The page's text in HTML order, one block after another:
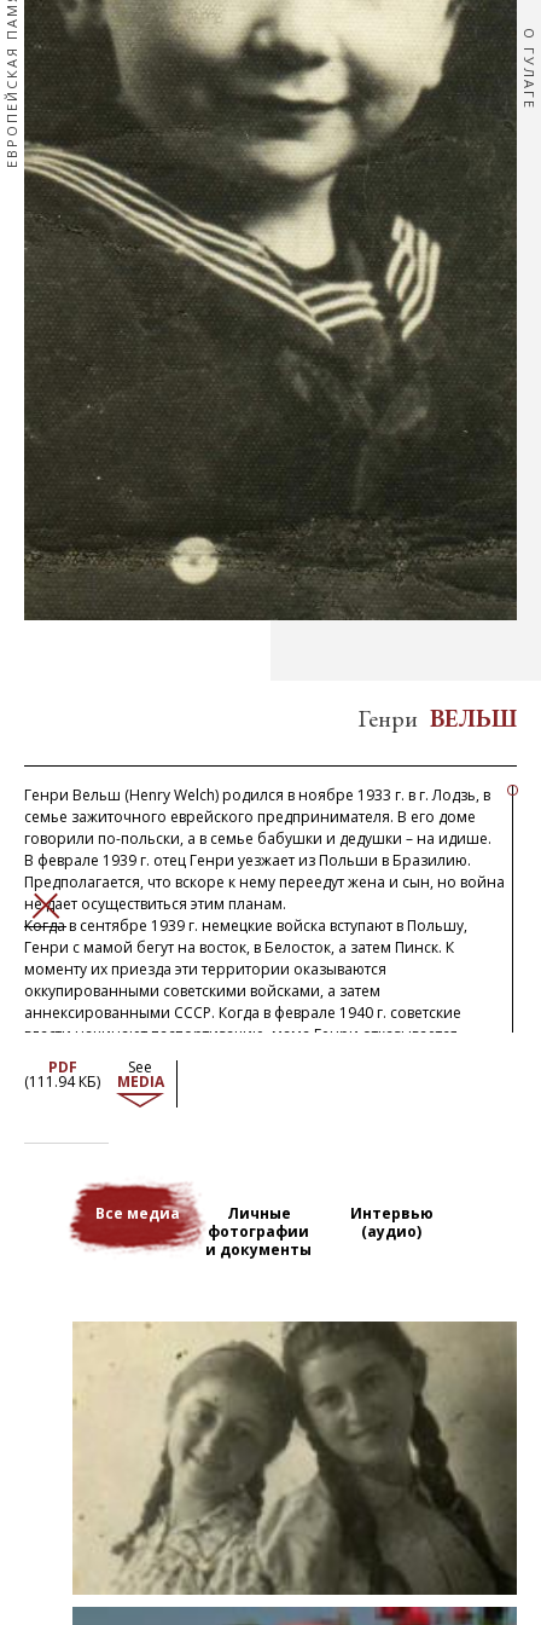
ЕВРОПЕЙСКАЯ ПАМЯТЬ О ГУЛАГЕ
ЗАКРЫТЬ
Генри ВЕЛЬШ
Генри Вельш (Henry Welch) родился в ноябре 1933 г. в г. Лодзь, в
семье зажиточного еврейского предпринимателя. В его доме
говорили по-польски, а в семье бабушки и дедушки – на идише.
В феврале 1939 г. отец Генри уезжает из Польши в Бразилию.
Предполагается, что вскоре к нему переедут жена и сын, но война
не дает осуществиться этим планам.
Когда в сентябре 1939 г. немецкие войска вступают в Польшу,
Генри с мамой бегут на восток, в Белосток, а затем Пинск. К
моменту их приезда эти территории оказываются
оккупированными советскими войсками, а затем
аннексированными СССР. Когда в феврале 1940 г. советские
власти начинают паспортизацию, мама Генри отказывается
принять советское гражданство. Она надеется вернуться в Лодзь,
где остались ее семья, дом и имущество. В июне 1940 г. к ним
приходят сотрудники НКВД и приказывают собрать вещи и
После долгого пути их привозят в Котлас, делят на группы и
попадают на лесозаготовки в Нерчугу (Архангельская область).
В результате амнистии «польских граждан, находящихся на
советской территории» (август 1941 г.) семья Вельш переселяется
из Архангельской области в Киргизию, затем переезжает в
тёти Генри, младшей сестры его матери. Она сообщает, что ей
единственной из всей семьи удалось вернуться живой из
Освенцима и что сейчас она находится в Лодзи и ждет вестей от
них. Через месяц мама Генри решает уехать с сыном к сестре.
После двух месяцев странствий они попадают в Лодзь, но не
находят там ни дома, ни родных. Тогда они решают навсегда
покинуть Польшу и отправляются в лагерь для перемещенных
лиц, расположенный в Германии. Оттуда они переезжают в
Израиль, затем в Бразилию, Канаду, США. В конце концов, Генри
оседает в Риме. Здесь он патентует медицинский аппарат,
который будет продаваться во всем мире и позволит ему создать
собственную компанию. Генри Вельш любит встречаться со своей
семьей: тетями, дядями, двоюродными братьями и сестрами,
разбросанными по всему миру. Раз в десять лет, в день своего
PDF
(111.94 КБ)
See
MEDIA
Все медиа
Личные
фотографии
и документы
Интервью
(аудио)